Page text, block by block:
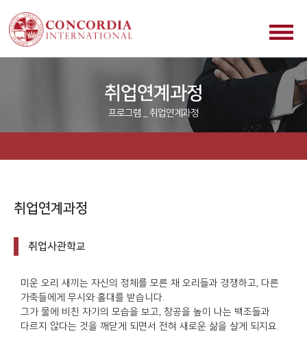
취업연계과정
프로그램 _ 취업연계과정
취업연계과정
취업사관학교
미운 오리 새끼는 자신의 정체를 모른 채 오리들과 경쟁하고, 다른
가축들에게 무시와 홀대를 받습니다.
그가 물에 비친 자기의 모습을 보고, 창공을 높이 나는 백조들과
다르지 않다는 것을 깨닫게 되면서 전혀 새로운 삶을 살게 되지요.